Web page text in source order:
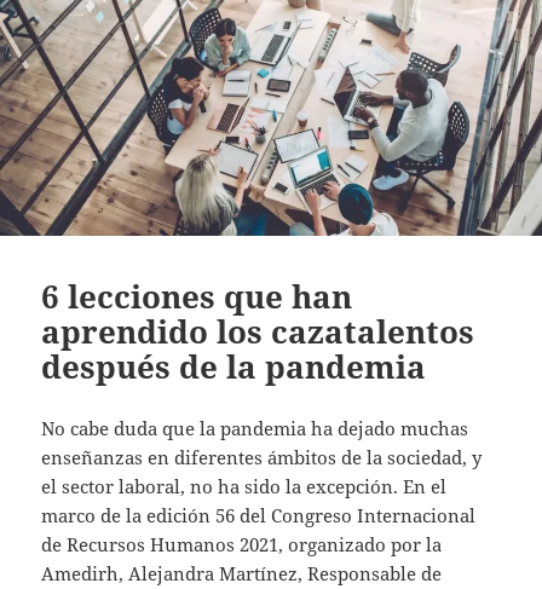
6 lecciones que han
aprendido los cazatalentos
después de la pandemia
No cabe duda que la pandemia ha dejado muchas
enseñanzas en diferentes ámbitos de la sociedad, y
el sector laboral, no ha sido la excepción. En el
marco de la edición 56 del Congreso Internacional
de Recursos Humanos 2021, organizado por la
Amedirh, Alejandra Martínez, Responsable de